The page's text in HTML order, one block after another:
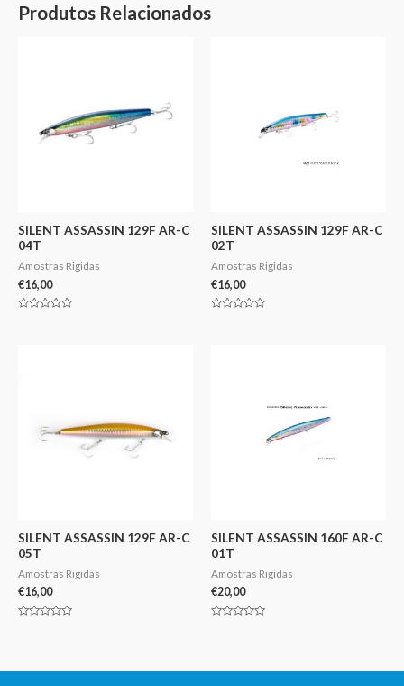
Produtos Relacionados
SILENT ASSASSIN 129F AR-C
04T
Amostras Rigidas
€16,00
SILENT ASSASSIN 129F AR-C
02T
Amostras Rigidas
€16,00
SILENT ASSASSIN 129F AR-C
05T
Amostras Rigidas
€16,00
SILENT ASSASSIN 160F AR-C
01T
Amostras Rigidas
€20,00